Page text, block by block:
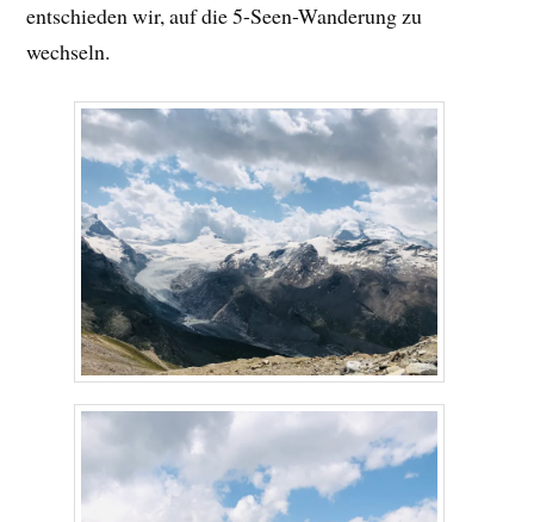
entschieden wir, auf die 5-Seen-Wanderung zu
wechseln.